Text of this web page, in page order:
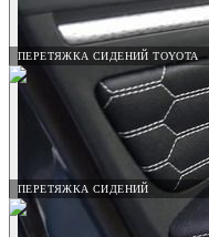
ПЕРЕТЯЖКА СИДЕНИЙ TOYOTA
ПЕРЕТЯЖКА СИДЕНИЙ